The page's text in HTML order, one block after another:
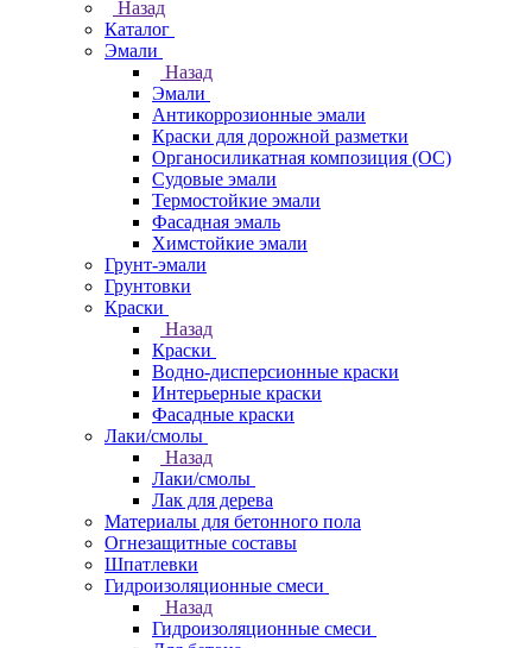
Назад
Каталог
Эмали
Назад
Эмали
Антикоррозионные эмали
Краски для дорожной разметки
Органосиликатная композиция (ОС)
Судовые эмали
Термостойкие эмали
Фасадная эмаль
Химстойкие эмали
Грунт-эмали
Грунтовки
Краски
Назад
Краски
Водно-дисперсионные краски
Интерьерные краски
Фасадные краски
Лаки/смолы
Назад
Лаки/смолы
Лак для дерева
Материалы для бетонного пола
Огнезащитные составы
Шпатлевки
Гидроизоляционные смеси
Назад
Гидроизоляционные смеси